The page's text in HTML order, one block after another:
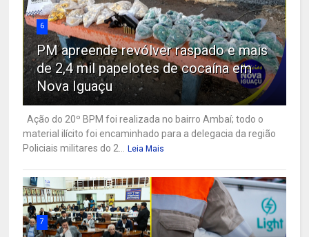
6
PM apreende revólver raspado e mais
de 2,4 mil papelotes de cocaína em
Nova Iguaçu
Ação do 20º BPM foi realizada no bairro Ambaí; todo o
material ilícito foi encaminhado para a delegacia da região
Policiais militares do 2... Leia Mais
7